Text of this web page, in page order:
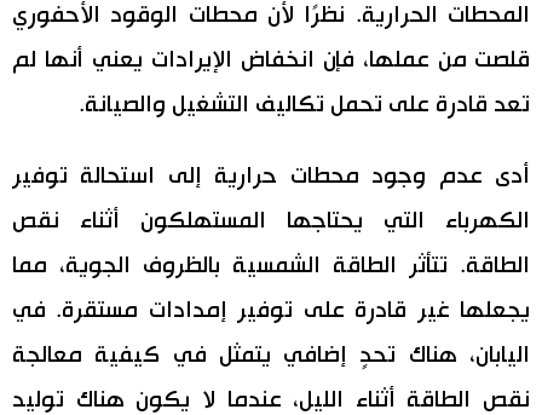
المحطات الحرارية. نظرًا لأن محطات الوقود الأحفوري
قلصت من عملها، فإن انخفاض الإيرادات يعني أنها لم
تعد قادرة على تحمل تكاليف التشغيل والصيانة.
أدى عدم وجود محطات حرارية إلى استحالة توفير
الكهرباء التي يحتاجها المستهلكون أثناء نقص
الطاقة. تتأثر الطاقة الشمسية بالظروف الجوية، مما
يجعلها غير قادرة على توفير إمدادات مستقرة. في
اليابان، هناك تحدٍ إضافي يتمثل في كيفية معالجة
نقص الطاقة أثناء الليل، عندما لا يكون هناك توليد